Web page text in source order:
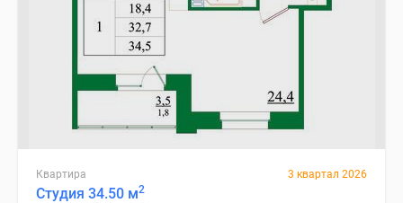
Квартира 3 квартал 2026
Студия 34.50 м2